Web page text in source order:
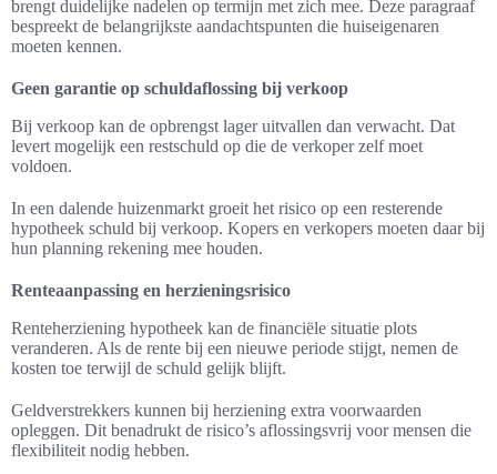
brengt duidelijke nadelen op termijn met zich mee. Deze paragraaf
bespreekt de belangrijkste aandachtspunten die huiseigenaren
moeten kennen.
Geen garantie op schuldaflossing bij verkoop
Bij verkoop kan de opbrengst lager uitvallen dan verwacht. Dat
levert mogelijk een restschuld op die de verkoper zelf moet
voldoen.
In een dalende huizenmarkt groeit het risico op een resterende
hypotheek schuld bij verkoop. Kopers en verkopers moeten daar bij
hun planning rekening mee houden.
Renteaanpassing en herzieningsrisico
Renteherziening hypotheek kan de financiële situatie plots
veranderen. Als de rente bij een nieuwe periode stijgt, nemen de
kosten toe terwijl de schuld gelijk blijft.
Geldverstrekkers kunnen bij herziening extra voorwaarden
opleggen. Dit benadrukt de risico’s aflossingsvrij voor mensen die
flexibiliteit nodig hebben.